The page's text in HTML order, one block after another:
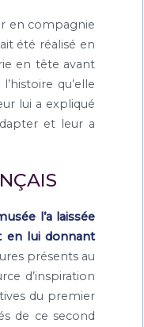
en compagnie
été réalisé en
en tête avant
qu’elle
lui a expliqué
et leur a
l’a laissée
en lui donnant
présents au
d’inspiration
du premier
de ce second